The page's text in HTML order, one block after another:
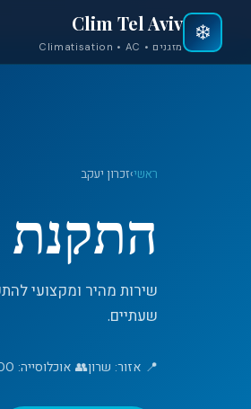
❄️
Clim Tel Aviv
מזגנים • Climatisation • AC
ראשי›זכרון יעקב
התקנת
שירות מהיר ומקצועי
שעתיים.
📍 אזור: שרון👥 אוכלוסייה: 24,000